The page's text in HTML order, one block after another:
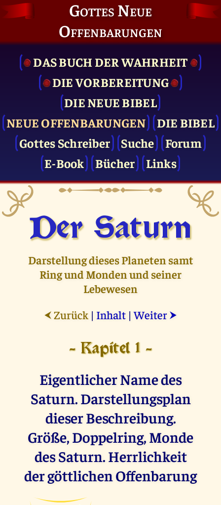
Gottes Neue
Offenbarungen
DAS BUCH DER WAHRHEIT
DIE VOR­BEREITUNG
DIE NEUE BIBEL
NEUE OFFENBARUNGEN
DIE BIBEL
Gottes Schreiber
Suche
Forum
E-Book
Bücher Links
Der Saturn
Darstellung dieses Planeten samt
Ring und Monden und seiner
Lebewesen
⮜ Zurück | Inhalt |Weiter ⮞
- Kapitel 1 -
Eigentlicher Name des
Saturn. Darstellungsplan
dieser Beschreibung.
Größe, Doppelring, Monde
des Saturn. Herrlichkeit
der göttlichen Offenbarung